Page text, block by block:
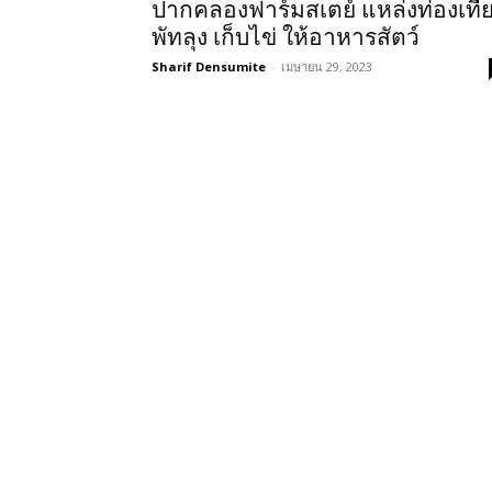
ปากคลองฟาร์มสเตย์ แหล่งท่องเที่
พัทลุง เก็บไข่ ให้อาหารสัตว์
Sharif Densumite - เมษายน 29, 2023